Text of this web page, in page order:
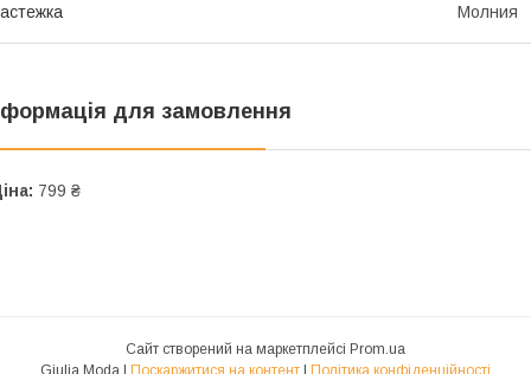
Молния
для замовлення
799 ₴
Сайт створений на маркетплейсі Prom.ua